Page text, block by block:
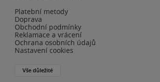
Platební metody
Doprava
Obchodní podmínky
Reklamace a vrácení
Ochrana osobních údajů
Nastavení cookies
Vše důležité